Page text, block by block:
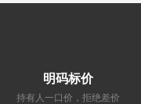
明码标价
持有人一口价，拒绝差价